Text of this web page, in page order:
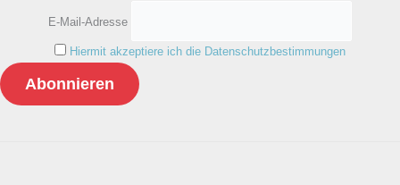
E-Mail-Adresse
Hiermit akzeptiere ich die Datenschutzbestimmungen